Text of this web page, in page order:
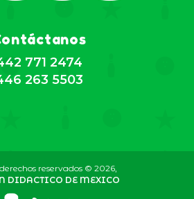
771 2474
263 5503
reservados © 2026,
DIDACTICO DE MEXICO